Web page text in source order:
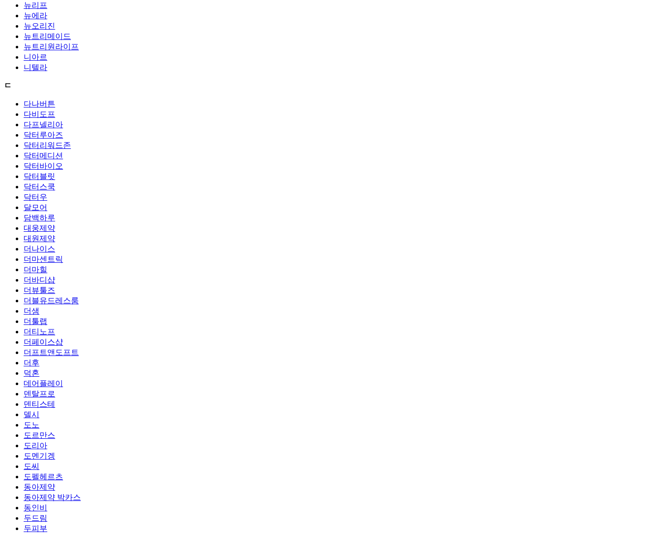
뉴리프
뉴에라
뉴오리진
뉴트리메이드
뉴트리원라이프
니아르
니텔라
ㄷ
다나버튼
다비도프
다프넬리아
닥터루아즈
닥터리워드존
닥터메디션
닥터바이오
닥터블릿
닥터스쿡
닥터우
달모어
담백하루
대웅제약
대원제약
더나이스
더마센트릭
더마힐
더바디샵
더뷰툴즈
더블유드레스룸
더샘
더툴랩
더티노프
더페이스샵
더프트앤도프트
더후
덕혼
데어플레이
덴탈프로
덴티스테
델시
도노
도르만스
도리아
도멘기겡
도씨
도펠헤르츠
동아제약
동아제약 박카스
동인비
두드림
두피부